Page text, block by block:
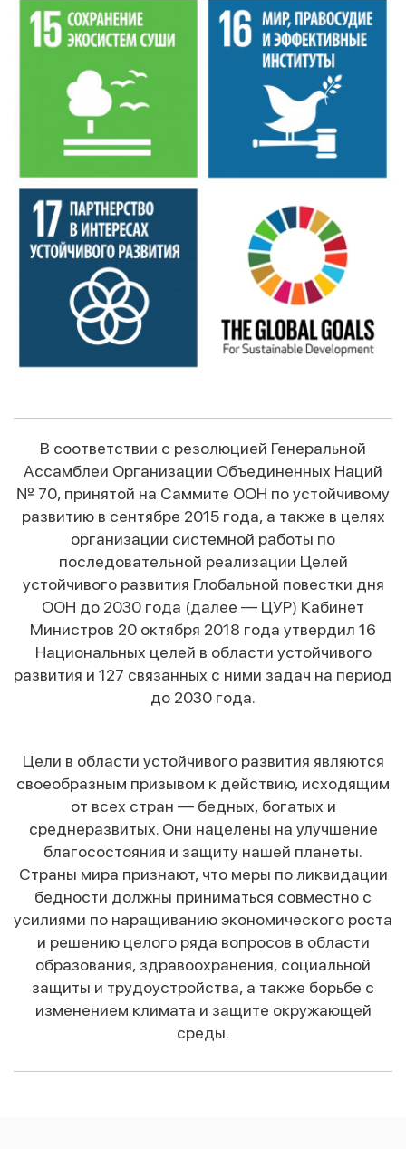
В соответствии с резолюцией Генеральной
Ассамблеи Организации Объединенных Наций
№ 70, принятой на Саммите ООН по устойчивому
развитию в сентябре 2015 года, а также в целях
организации системной работы по
последовательной реализации Целей
устойчивого развития Глобальной повестки дня
ООН до 2030 года (далее — ЦУР) Кабинет
Министров 20 октября 2018 года утвердил 16
Национальных целей в области устойчивого
развития и 127 связанных с ними задач на период
до 2030 года.
Цели в области устойчивого развития являются
своеобразным призывом к действию, исходящим
от всех стран — бедных, богатых и
среднеразвитых. Они нацелены на улучшение
благосостояния и защиту нашей планеты.
Страны мира признают, что меры по ликвидации
бедности должны приниматься совместно с
усилиями по наращиванию экономического роста
и решению целого ряда вопросов в области
образования, здравоохранения, социальной
защиты и трудоустройства, а также борьбе с
изменением климата и защите окружающей
среды.